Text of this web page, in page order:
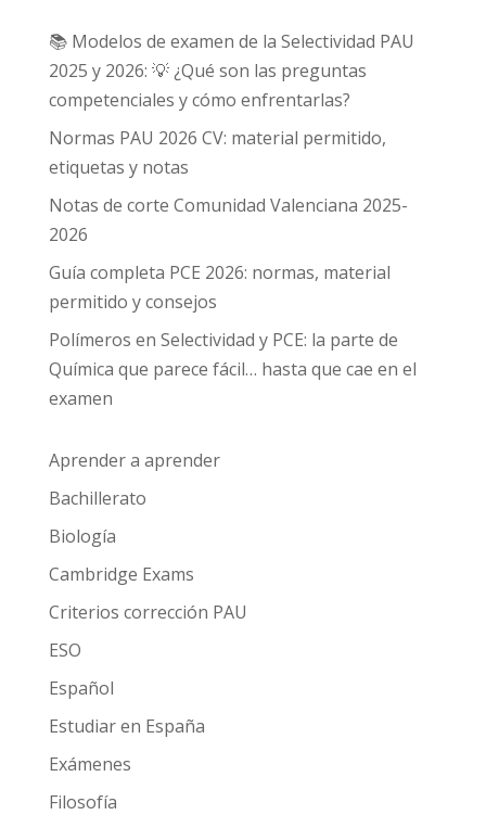
📚 Modelos de examen de la Selectividad PAU
2025 y 2026: 💡 ¿Qué son las preguntas
competenciales y cómo enfrentarlas?
Normas PAU 2026 CV: material permitido,
etiquetas y notas
Notas de corte Comunidad Valenciana 2025-
2026
Guía completa PCE 2026: normas, material
permitido y consejos
Polímeros en Selectividad y PCE: la parte de
Química que parece fácil… hasta que cae en el
examen
Aprender a aprender
Bachillerato
Biología
Cambridge Exams
Criterios corrección PAU
ESO
Español
Estudiar en España
Exámenes
Filosofía